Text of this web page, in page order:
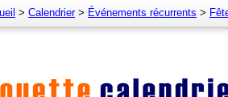
> Calendrier> Événements récurrents >